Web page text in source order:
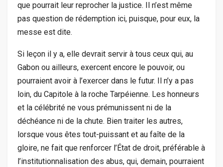
que pourrait leur reprocher la justice. Il n’est même
pas question de rédemption ici, puisque, pour eux, la
messe est dite.
Si leçon il y a, elle devrait servir à tous ceux qui, au
Gabon ou ailleurs, exercent encore le pouvoir, ou
pourraient avoir à l’exercer dans le futur. Il n’y a pas
loin, du Capitole à la roche Tarpéienne. Les honneurs
et la célébrité ne vous prémunissent ni de la
déchéance ni de la chute. Bien traiter les autres,
lorsque vous êtes tout-puissant et au faîte de la
gloire, ne fait que renforcer l’État de droit, préférable à
l’institutionnalisation des abus, qui, demain, pourraient